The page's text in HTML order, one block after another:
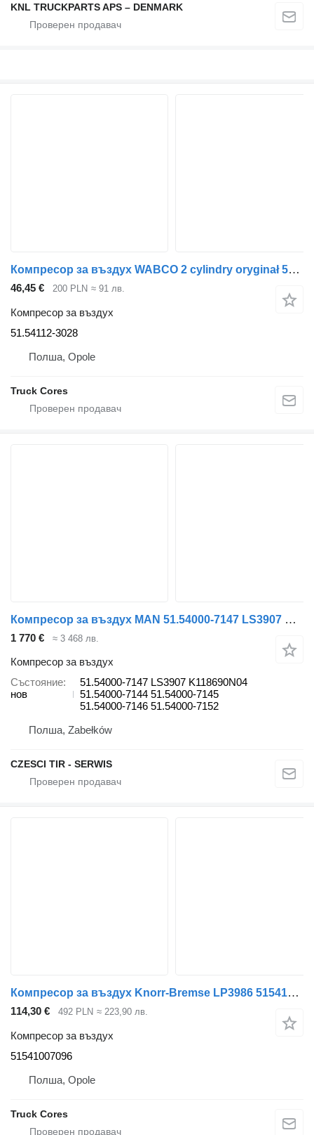
KNL TRUCKPARTS APS – DENMARK
Компресор за въздух WABCO 2 cylindry oryginał 51.54112-3028 за камион MAN TGA 51.54112-3028
46,45 € 200 PLN ≈ 91 лв.
Компресор за въздух
51.54112-3028
Полша, Opole
Truck Cores
Компресор за въздух MAN 51.54000-7147 LS3907 K118690N04 51.54000-7144 51.54000-7145 51.54000-7146 51.54000-7152 за камион
1 770 € ≈ 3 468 лв.
Компресор за въздух
Състояние
нов
51.54000-7147 LS3907 K118690N04
51.54000-7144 51.54000-7145
51.54000-7146 51.54000-7152
Полша, Zabełków
CZESCI TIR - SERWIS
Компресор за въздух Knorr-Bremse LP3986 51541007096 за камион MAN TGA TGX
114,30 € 492 PLN ≈ 223,90 лв.
Компресор за въздух
51541007096
Полша, Opole
Truck Cores